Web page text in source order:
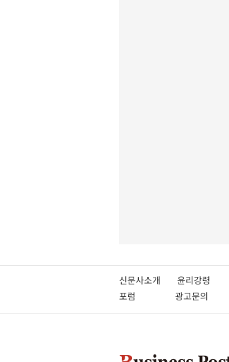
신문사소개 윤리강령
포럼
광고문의